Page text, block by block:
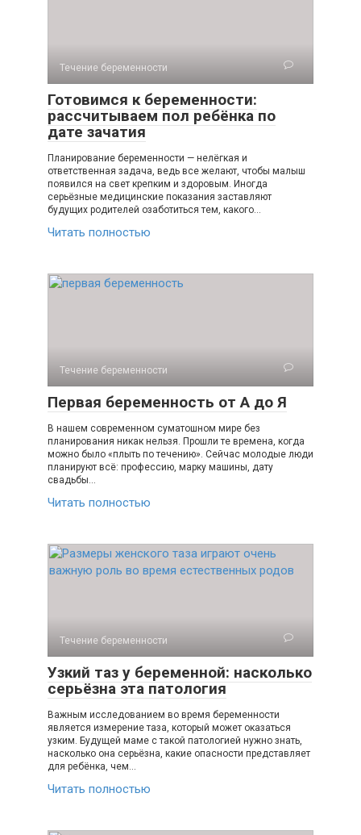
Течение беременности
Готовимся к беременности:
рассчитываем пол ребёнка по
дате зачатия
Планирование беременности — нелёгкая и
ответственная задача, ведь все желают, чтобы малыш
появился на свет крепким и здоровым. Иногда
серьёзные медицинские показания заставляют
будущих родителей озаботиться тем, какого…
Читать полностью
Течение беременности
Первая беременность от А до Я
В нашем современном суматошном мире без
планирования никак нельзя. Прошли те времена, когда
можно было «плыть по течению». Сейчас молодые люди
планируют всё: профессию, марку машины, дату
свадьбы…
Читать полностью
Течение беременности
Узкий таз у беременной: насколько
серьёзна эта патология
Важным исследованием во время беременности
является измерение таза, который может оказаться
узким. Будущей маме с такой патологией нужно знать,
насколько она серьёзна, какие опасности представляет
для ребёнка, чем…
Читать полностью